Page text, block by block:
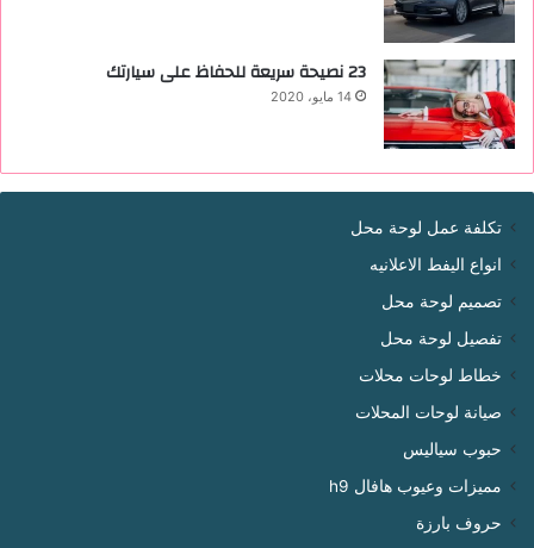
23 نصيحة سريعة للحفاظ على سيارتك
14 مايو، 2020
تكلفة عمل لوحة محل
انواع اليفط الاعلانيه
تصميم لوحة محل
تفصيل لوحة محل
خطاط لوحات محلات
صيانة لوحات المحلات
حبوب سياليس
مميزات وعيوب هافال h9
حروف بارزة